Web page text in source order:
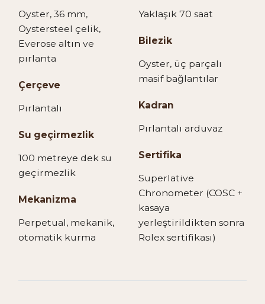
Oyster, 36 mm,
Oystersteel çelik,
Everose altın ve
pırlanta
Çerçeve
Pırlantalı
Su geçirmezlik
100 metreye dek su
geçirmezlik
Mekanizma
Perpetual, mekanik,
otomatik kurma
Yaklaşık 70 saat
Bilezik
Oyster, üç parçalı
masif bağlantılar
Kadran
Pırlantalı arduvaz
Sertifika
Superlative
Chronometer (COSC +
kasaya
yerleştirildikten sonra
Rolex sertifikası)